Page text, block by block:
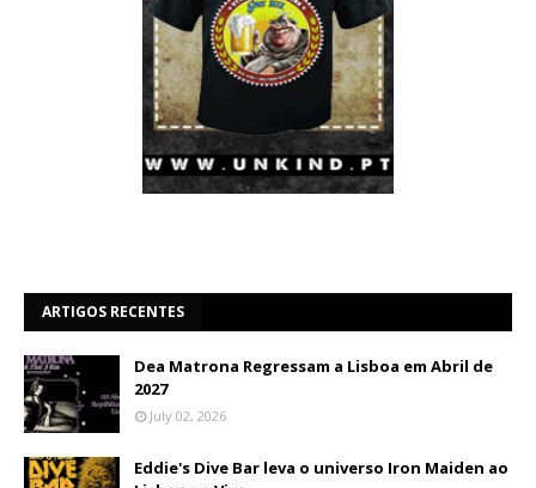
ARTIGOS RECENTES
Dea Matrona Regressam a Lisboa em Abril de
2027
July 02, 2026
Eddie's Dive Bar leva o universo Iron Maiden ao